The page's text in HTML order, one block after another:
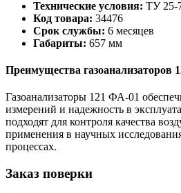
Технические условия: ТУ 25-
Код товара: 34476
Срок службы: 6 месяцев
Габариты: 657 мм
Преимущества газоанализаторов
Газоанализаторы 121 ФА-01
измерений и надежность в
подходят для контроля качества
применения в научных
процессах.
Заказ поверки